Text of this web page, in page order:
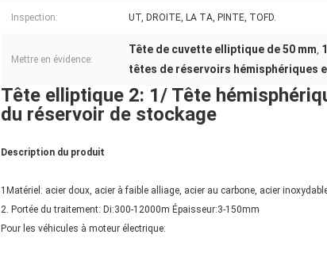
Inspection: UT, DROITE, LA TA, PINTE, TOFD.
Mettre en évidence:
Tête de cuvette elliptique de 50 mm,
têtes de réservoirs hémisphériques
Tête elliptique 2: 1/ Tête
du réservoir de stockage
Description du produit
1Matériel: acier doux, acier à faible alliage, acier au carbone, acier
2. Portée du traitement: Di:300-12000m Épaisseur:3-150mm
Pour les véhicules à moteur électrique: